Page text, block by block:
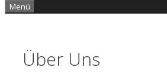
Menü
Über Uns